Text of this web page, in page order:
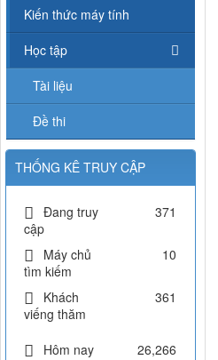
Kiến thức máy tính
Học tập
Tài liệu
Đề thi
THỐNG KÊ TRUY CẬP
Đang truy
cập
371
Máy chủ
tìm kiếm
10
Khách
viếng thăm
361
Hôm nay
26,266